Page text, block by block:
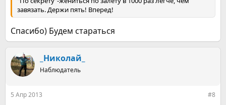
завязать. Держи пять! Вперед!
Спасибо) Будем стараться
_Николай_
Наблюдатель
5 Апр 2013 #8